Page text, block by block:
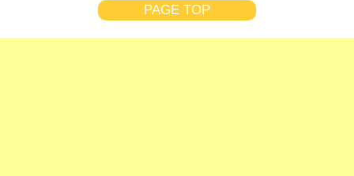
PAGE TOP